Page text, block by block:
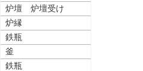
炉壇 炉壇受け
炉縁
鉄瓶
釜
鉄瓶